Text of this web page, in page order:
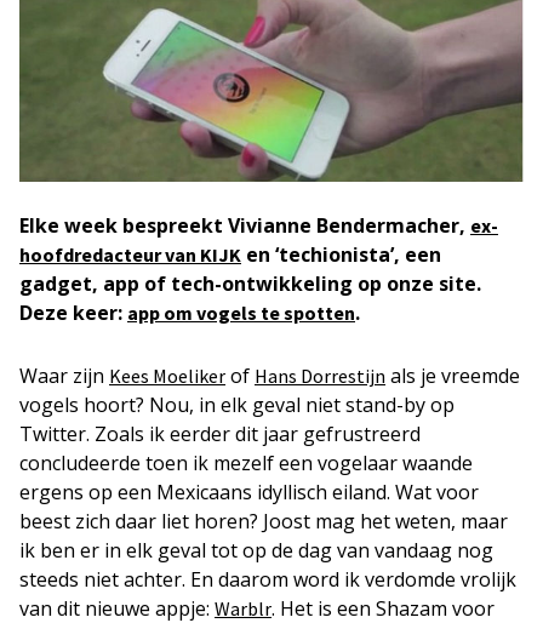
Elke week bespreekt Vivianne Bendermacher, ex-
hoofdredacteur van KIJK en ‘techionista’, een
gadget, app of tech-ontwikkeling op onze site.
Deze keer: app om vogels te spotten.
Waar zijn Kees Moeliker of Hans Dorrestijn als je vreemde
vogels hoort? Nou, in elk geval niet stand-by op
Twitter. Zoals ik eerder dit jaar gefrustreerd
concludeerde toen ik mezelf een vogelaar waande
ergens op een Mexicaans idyllisch eiland. Wat voor
beest zich daar liet horen? Joost mag het weten, maar
ik ben er in elk geval tot op de dag van vandaag nog
steeds niet achter. En daarom word ik verdomde vrolijk
van dit nieuwe appje: Warblr. Het is een Shazam voor